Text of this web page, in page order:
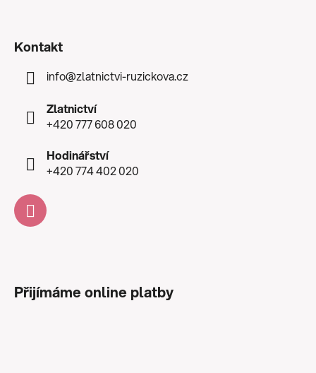
Kontakt
info@zlatnictvi-ruzickova.cz
Zlatnictví
+420 777 608 020
Hodinářství
+420 774 402 020
Přijímáme online platby